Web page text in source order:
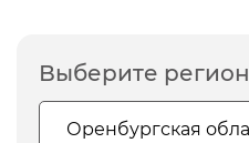
Выберите регион